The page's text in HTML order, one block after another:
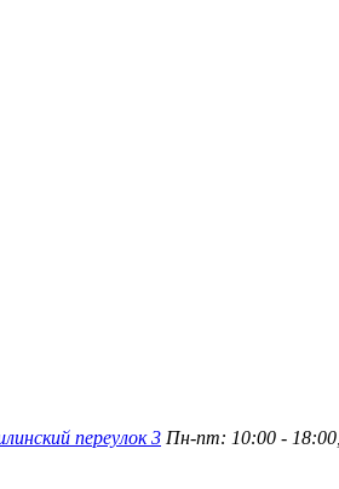
переулок 3 Пн-пт: 10:00 -